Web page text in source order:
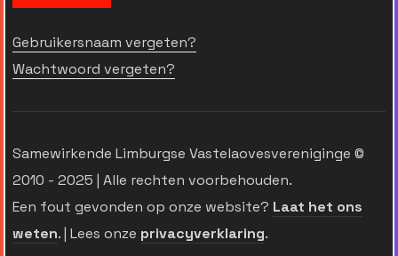
Gebruikersnaam vergeten?
Wachtwoord vergeten?
Samewirkende Limburgse Vastelaovesvereniginge ©
2010 - 2025 | Alle rechten voorbehouden.
Een fout gevonden op onze website? Laat het ons
weten. | Lees onze privacyverklaring.